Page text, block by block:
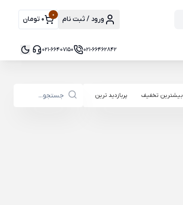
ورود / ثبت نام 0 0 تومان
021-66462842
021-66407150
بیشترین تخفیف پربازدید ترین